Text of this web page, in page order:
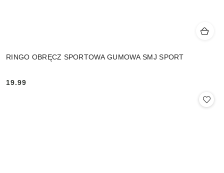
RINGO OBRĘCZ SPORTOWA GUMOWA SMJ SPORT
Cena:
19.99